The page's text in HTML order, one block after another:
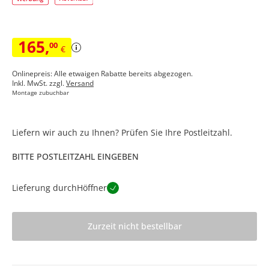
165,00 €
Onlinepreis: Alle etwaigen Rabatte bereits abgezogen.
Inkl. MwSt. zzgl.Versand
Montage zubuchbar
Liefern wir auch zu Ihnen? Prüfen Sie Ihre Postleitzahl.
BITTE POSTLEITZAHL EINGEBEN
Lieferung durchHöffner
Zurzeit nicht bestellbar